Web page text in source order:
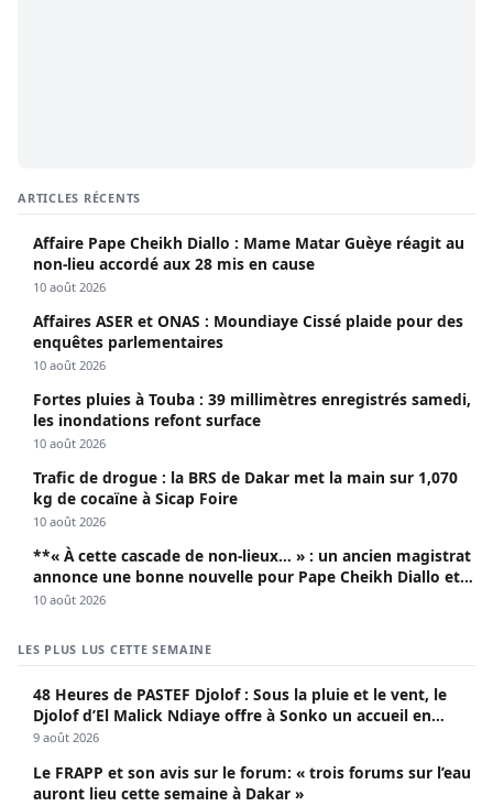
ARTICLES RÉCENTS
Affaire Pape Cheikh Diallo : Mame Matar Guèye réagit au
non-lieu accordé aux 28 mis en cause
10 août 2026
Affaires ASER et ONAS : Moundiaye Cissé plaide pour des
enquêtes parlementaires
10 août 2026
Fortes pluies à Touba : 39 millimètres enregistrés samedi,
les inondations refont surface
10 août 2026
Trafic de drogue : la BRS de Dakar met la main sur 1,070
kg de cocaïne à Sicap Foire
10 août 2026
**« À cette cascade de non-lieux… » : un ancien magistrat
annonce une bonne nouvelle pour Pape Cheikh Diallo et
Cie**
10 août 2026
LES PLUS LUS CETTE SEMAINE
48 Heures de PASTEF Djolof : Sous la pluie et le vent, le
Djolof d’El Malick Ndiaye offre à Sonko un accueil en
apothéose
9 août 2026
Le FRAPP et son avis sur le forum: « trois forums sur l’eau
auront lieu cette semaine à Dakar »